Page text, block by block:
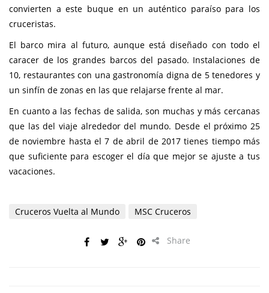
convierten a este buque en un auténtico paraíso para los
cruceristas.
El barco mira al futuro, aunque está diseñado con todo el
caracer de los grandes barcos del pasado. Instalaciones de
10, restaurantes con una gastronomía digna de 5 tenedores y
un sinfín de zonas en las que relajarse frente al mar.
En cuanto a las fechas de salida, son muchas y más cercanas
que las del viaje alrededor del mundo. Desde el próximo 25
de noviembre hasta el 7 de abril de 2017 tienes tiempo más
que suficiente para escoger el día que mejor se ajuste a tus
vacaciones.
Cruceros Vuelta al Mundo MSC Cruceros
Share